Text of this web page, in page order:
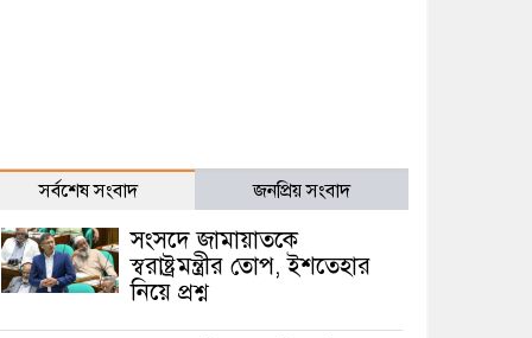
সর্বশেষ সংবাদ জনপ্রিয় সংবাদ
সংসদে জামায়াতকে
স্বরাষ্ট্রমন্ত্রীর তোপ, ইশতেহার
নিয়ে প্রশ্ন